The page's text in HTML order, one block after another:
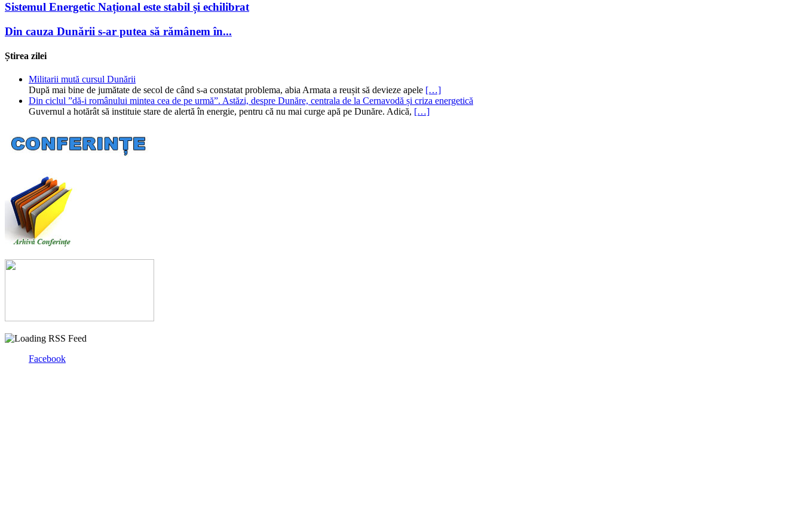
Sistemul Energetic Național este stabil și echilibrat
Din cauza Dunării s-ar putea să rămânem în...
Știrea zilei
Militarii mută cursul Dunării
După mai bine de jumătate de secol de când s-a constatat problema, abia Armata a reușit să devieze apele […]
Din ciclul ”dă-i românului mintea cea de pe urmă”. Astăzi, despre Dunăre, centrala de la Cernavodă și criza energetică
Guvernul a hotărât să instituie stare de alertă în energie, pentru că nu mai curge apă pe Dunăre. Adică, […]
Facebook